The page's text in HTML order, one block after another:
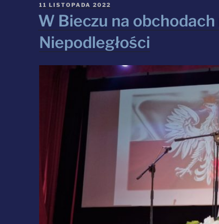
już
w styczniu
2023
roku”
OPUBLIKOWANE
11 LISTOPADA 2022
W Bieczu na
Niepodległości